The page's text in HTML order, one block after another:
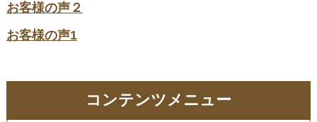
コンテンツメニュー
お客様の声２
お客様の声1